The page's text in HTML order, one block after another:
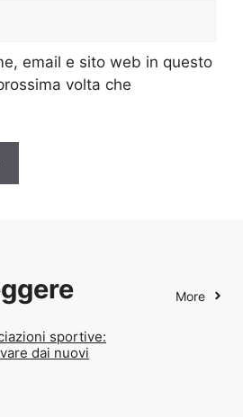
email e sito web in questo
volta che
More
sportive:
dai nuovi